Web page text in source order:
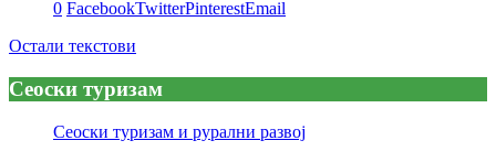
0 FacebookTwitterPinterestEmail
Остали текстови
Сеоски туризам
Сеоски туризам и рурални развој